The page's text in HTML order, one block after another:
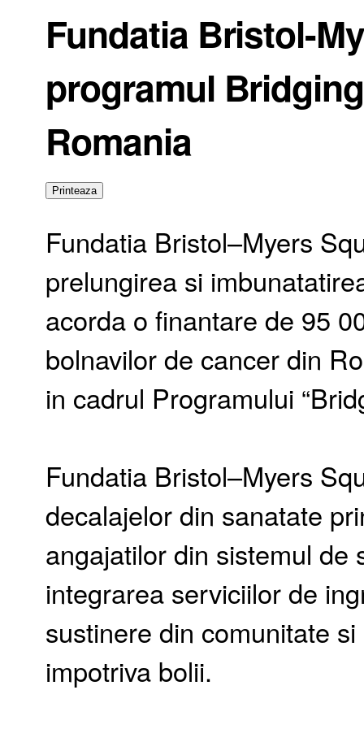
Fundatia Bristol-
programul
Romania
Fundatia Bristol–Myers
prelungirea si
acorda o finantare de 95
bolnavilor de cancer din
in cadrul Programului
Fundatia Bristol–Myers
decalajelor din sanatate
angajatilor din sistemul de
integrarea serviciilor de
sustinere din comunitate
impotriva bolii.